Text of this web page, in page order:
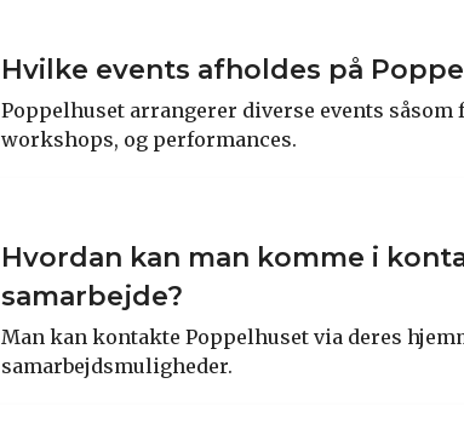
Hvilke events afholdes på
Poppelhuset arrangerer diverse events
workshops, og performances.
Hvordan kan man komme i
samarbejde?
Man kan kontakte Poppelhuset via deres
samarbejdsmuligheder.